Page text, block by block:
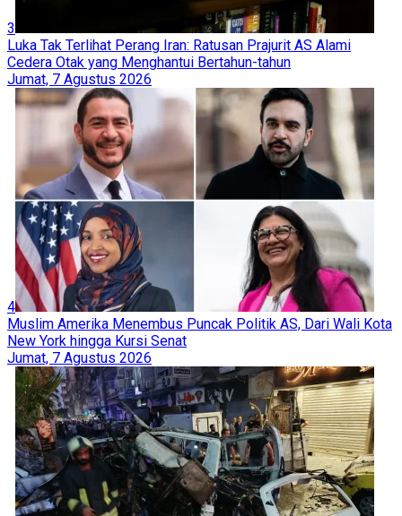
3
Luka Tak Terlihat Perang Iran: Ratusan Prajurit AS Alami
Cedera Otak yang Menghantui Bertahun-tahun
Jumat, 7 Agustus 2026
4
Muslim Amerika Menembus Puncak Politik AS, Dari Wali Kota
New York hingga Kursi Senat
Jumat, 7 Agustus 2026